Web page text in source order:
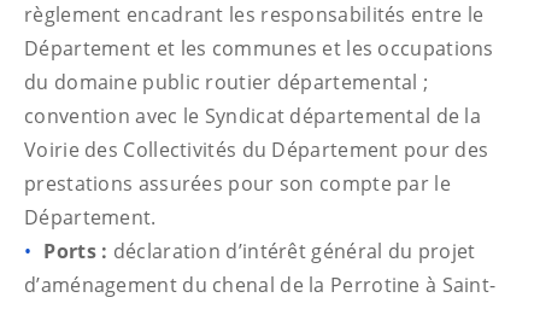
règlement encadrant les responsabilités entre le
Département et les communes et les occupations
du domaine public routier départemental ;
convention avec le Syndicat départemental de la
Voirie des Collectivités du Département pour des
prestations assurées pour son compte par le
Département.
Ports : déclaration d’intérêt général du projet
d’aménagement du chenal de la Perrotine à Saint-